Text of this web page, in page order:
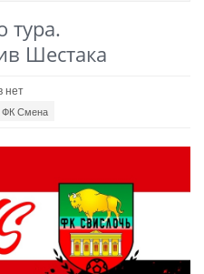
тура.
Шестака
нет
ФК Смена